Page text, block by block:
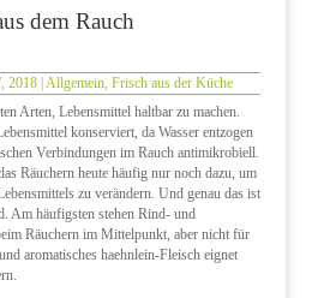
dem Rauch
2018| Allgemein, Frisch aus der Küche
Arten, Lebensmittel haltbar zu machen.
konserviert, da Wasser entzogen
Verbindungen im Rauch antimikrobiell.
Räuchern heute häufig nur noch dazu, um
zu verändern. Und genau das ist
Am häufigsten stehen Rind- und
Räuchern im Mittelpunkt, aber nicht für
aromatisches haehnlein-Fleisch eignet